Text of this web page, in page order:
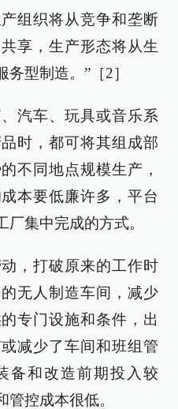
组织将从竞争和垄断
享，生产形态将从生
型制造。”［2］
汽车、玩具或音乐系
时，都可将其组成部
不同地点规模生产，
本要低廉许多，平台
集中完成的方式。
，打破原来的工作时
无人制造车间，减少
专门设施和条件，出
减少了车间和班组管
备和改造前期投入较
控成本很低。